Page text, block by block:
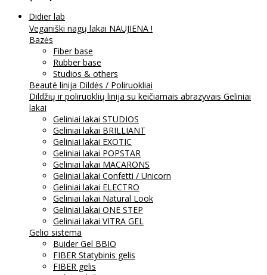
Didier lab
Veganiški nagų lakai NAUJIENA !
Bazės
Fiber base
Rubber base
Studios & others
Beauté linija Dildės / Poliruokliai
Dildžių ir poliruoklių linija su keičiamais abrazyvais Geliniai
lakai
Geliniai lakai STUDIOS
Geliniai lakai BRILLIANT
Geliniai lakai EXOTIC
Geliniai lakai POPSTAR
Geliniai lakai MACARONS
Geliniai lakai Confetti / Unicorn
Geliniai lakai ELECTRO
Geliniai lakai Natural Look
Geliniai lakai ONE STEP
Geliniai lakai VITRA GEL
Gelio sistema
Buider Gel BBIO
FIBER Statybinis gelis
FIBER gelis